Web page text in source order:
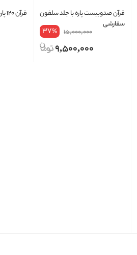
قرآن صدوبیست پاره با جلد سلفون
سفارشی
15,000,000
37%
9,500,000
قرآن ۱۲۰ پاره آیین دانش